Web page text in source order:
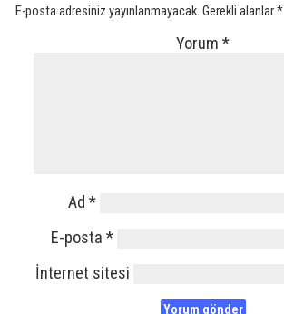
E-posta adresiniz yayınlanmayacak. Gerekli alanlar*
Yorum*
Ad*
E-posta*
İnternet sitesi